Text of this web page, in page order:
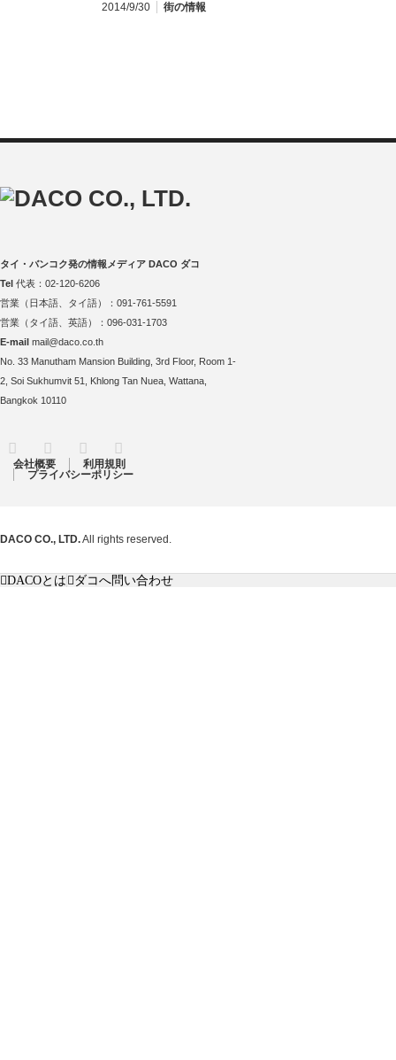
2014/9/30 街の情報
タイ・バンコク発の情報メディア DACO ダコ
Tel 代表：02-120-6206
営業（日本語、タイ語）：091-761-5591
営業（タイ語、英語）：096-031-1703
E-mail mail@daco.co.th
No. 33 Manutham Mansion Building, 3rd Floor, Room 1-
2, Soi Sukhumvit 51, Khlong Tan Nuea, Wattana,
Bangkok 10110
Twitter FacebookInstagram
会社概要
利用規則
プライバシーポリシー
DACO CO., LTD.All rights reserved.
DACOとは ダコへ問い合わせ